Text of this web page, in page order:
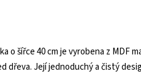
o šířce 40 cm je vyrobena z MDF
dřeva. Její jednoduchý a čistý